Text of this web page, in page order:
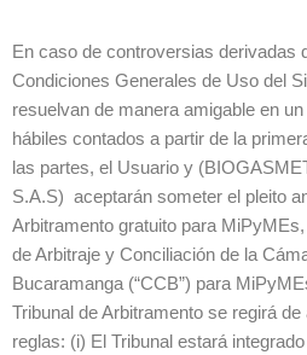
En caso de controversias derivadas
Condiciones Generales de Uso del
resuelvan de manera amigable en
hábiles contados a partir de la
las partes, el Usuario y
S.A.S) aceptarán someter el pleito
Arbitramento gratuito para
de Arbitraje y Conciliación de la
Bucaramanga (“CCB”) para
Tribunal de Arbitramento se regirá
reglas: (i) El Tribunal estará